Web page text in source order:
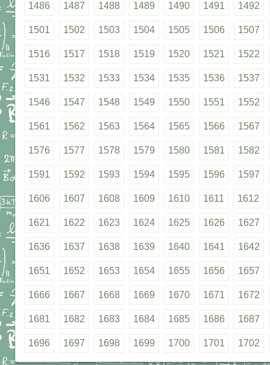
1486 1487 1488 1489 1490 1491 1492
1501 1502 1503 1504 1505 1506 1507
1516 1517 1518 1519 1520 1521 1522
1531 1532 1533 1534 1535 1536 1537
1546 1547 1548 1549 1550 1551 1552
1561 1562 1563 1564 1565 1566 1567
1576 1577 1578 1579 1580 1581 1582
1591 1592 1593 1594 1595 1596 1597
1606 1607 1608 1609 1610 1611 1612
1621 1622 1623 1624 1625 1626 1627
1636 1637 1638 1639 1640 1641 1642
1651 1652 1653 1654 1655 1656 1657
1666 1667 1668 1669 1670 1671 1672
1681 1682 1683 1684 1685 1686 1687
1696 1697 1698 1699 1700 1701 1702